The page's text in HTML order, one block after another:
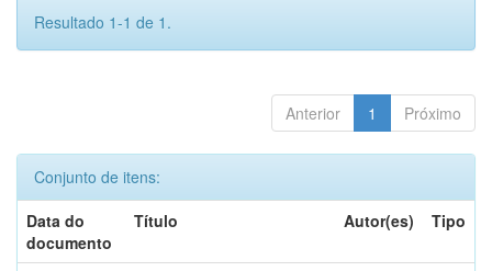
Resultado 1-1 de 1.
Anterior 1 Próximo
Conjunto de itens:
Data do
documento
Título Autor(es) Tipo